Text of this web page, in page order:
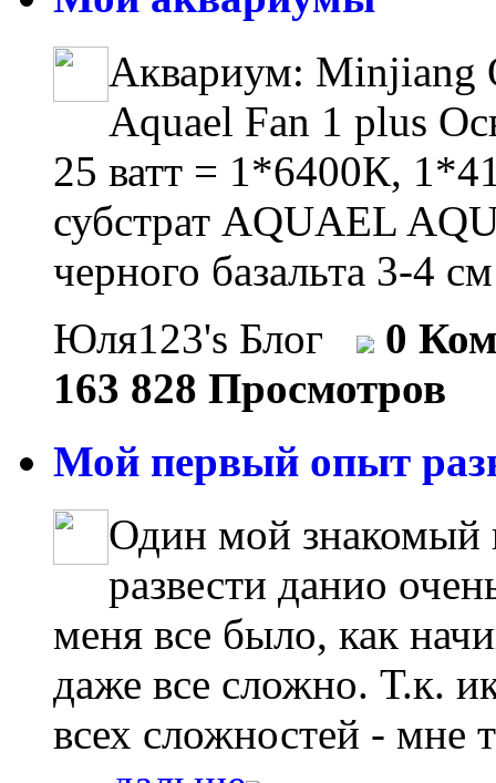
Аквариум: Minjiang
Aquael Fan 1 plus
25 ватт = 1*6400К,
субстрат AQUAEL
черного базальта 3-4
Юля123's Блог
0
163 828 Просмотров
Мой первый опыт
Один мой знакомый
развести данио
меня все было, как
даже все сложно. Т.к.
всех сложностей - мне